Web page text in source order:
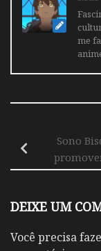
me
Sono
DEIXE UM
Você precisa